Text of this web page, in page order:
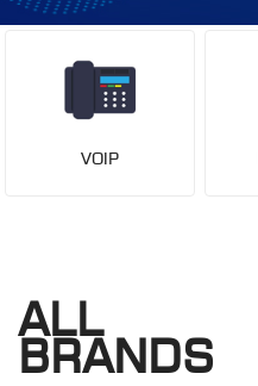
VOIP
ALL
BRANDS